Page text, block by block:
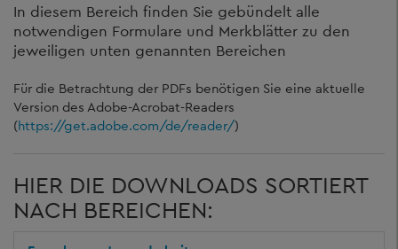
In diesem Bereich finden Sie gebündelt alle
notwendigen Formulare und Merkblätter zu den
jeweiligen unten genannten Bereichen
Für die Betrachtung der PDFs benötigen Sie eine aktuelle
Version des Adobe-Acrobat-Readers
(https://get.adobe.com/de/reader/)
HIER DIE DOWNLOADS SORTIERT
NACH BEREICHEN: